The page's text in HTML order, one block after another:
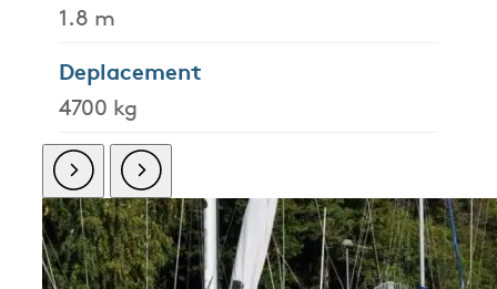
1.8 m
Deplacement
4700 kg